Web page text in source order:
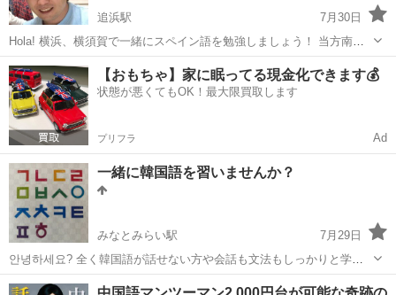
追浜駅
7月30日
Hola! 横浜、横須賀で一緒にスペイン語を勉強しましょう！ 当方南米
に3年ほど住んだことがあり、現在も毎日 スペイン語を使って仕事を
しながら生活しています。 料金は2,000円/hを目安と考えています。
(要...
神奈川 横須賀市 追浜駅 スペイン語 オンライン
【おもちゃ】家に眠ってる現金化できます💰
状態が悪くてもOK！最大限買取します
プリフラ Ad
一緒に韓国語を習いませんか？
みなとみらい駅
7月29日
안녕하세요? 全く韓国語が話せない方や会話も文法もしっかりと学び
たい方、キレイな発音で韓国語を話したい方、ご希望に合わせてレッ
神奈川 横浜市 みなとみらい駅 レッスン